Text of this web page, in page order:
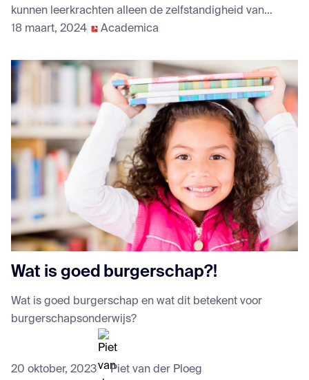
kunnen leerkrachten alleen de zelfstandigheid van...
18 maart, 2024
Academica
Wat is goed burgerschap?!
Wat is goed burgerschap en wat dit betekent voor
burgerschapsonderwijs?
20 oktober, 2023 Piet van der Ploeg